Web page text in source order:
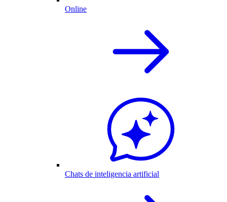
Online
Chats de inteligencia artificial